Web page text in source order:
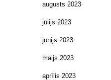
augusts 2023
jūlijs 2023
jūnijs 2023
maijs 2023
aprīlis 2023